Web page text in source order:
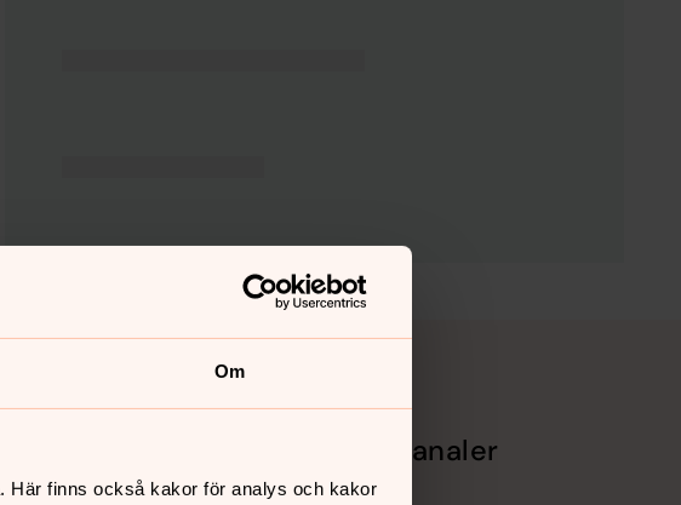
Om
Här finns också kakor för analys och kakor
Sociala kanaler